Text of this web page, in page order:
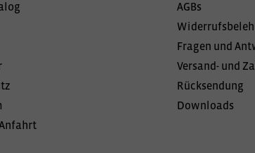
AGBs
Fragen und
Versand- und
Rücksendung
Downloads